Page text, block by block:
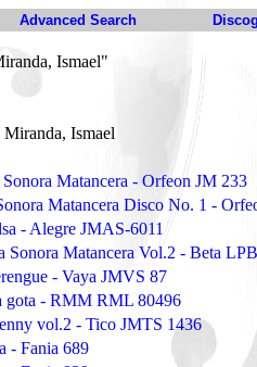
Advanced Search
Ismael"
Miranda, Ismael
Matancera - Orfeon JM 233
Matancera Disco No. 1 -
- Alegre JMAS-6011
Sonora Matancera Vol.2 - Beta
- Vaya JMVS 87
gota - RMM RML 80496
vol.2 - Tico JMTS 1436
- Fania 689